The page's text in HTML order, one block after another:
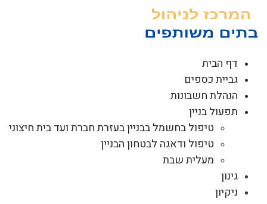
דף הבית
גביית כספים
הנהלת חשבונות
תפעול בניין
טיפול בחשמל בבניין בעזרת חברת ועד בית חיצוני
טיפול ודאגה לבטחון הבניין
מעלית שבת
גינון
ניקיון